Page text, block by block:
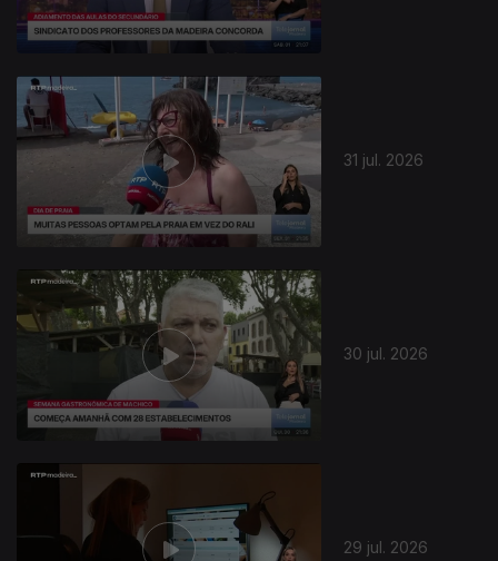
31 jul. 2026
30 jul. 2026
29 jul. 2026